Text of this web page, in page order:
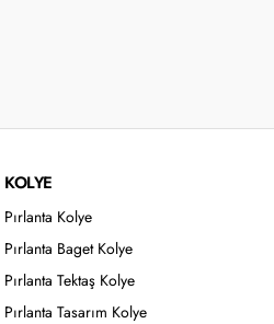
KOLYE
Pırlanta Kolye
Pırlanta Baget Kolye
Pırlanta Tektaş Kolye
Pırlanta Tasarım Kolye